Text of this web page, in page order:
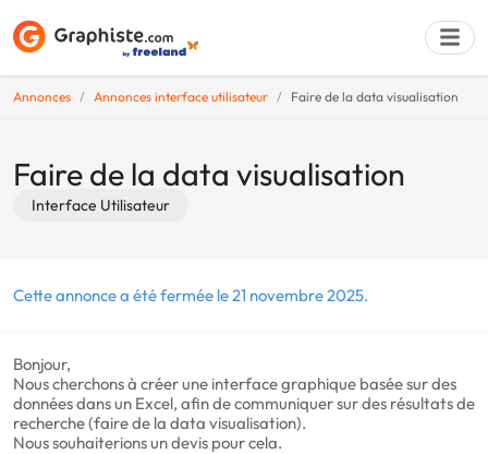
Annonces Annonces interface utilisateur Faire de la data visualisation
Faire de la data visualisation
Interface Utilisateur
Cette annonce a été fermée le 21 novembre 2025.
Bonjour,
Nous cherchons à créer une interface graphique basée sur des
données dans un Excel, afin de communiquer sur des résultats de
recherche (faire de la data visualisation).
Nous souhaiterions un devis pour cela.